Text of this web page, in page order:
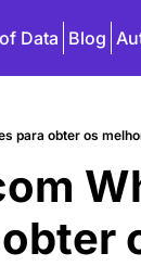
Data Blog
para obter os